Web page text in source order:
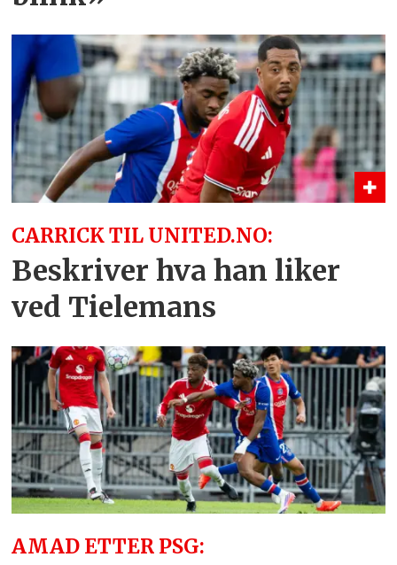
CARRICK TIL UNITED.NO:
Beskriver hva han liker
ved Tielemans
AMAD ETTER PSG: